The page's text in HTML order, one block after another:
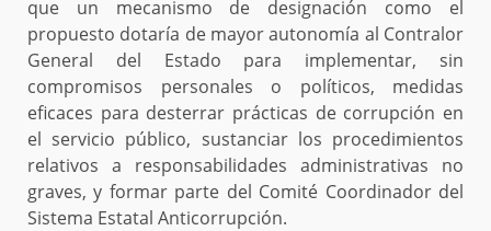
que un mecanismo de designación como el
propuesto dotaría de mayor autonomía al Contralor
General del Estado para implementar, sin
compromisos personales o políticos, medidas
eficaces para desterrar prácticas de corrupción en
el servicio público, sustanciar los procedimientos
relativos a responsabilidades administrativas no
graves, y formar parte del Comité Coordinador del
Sistema Estatal Anticorrupción.